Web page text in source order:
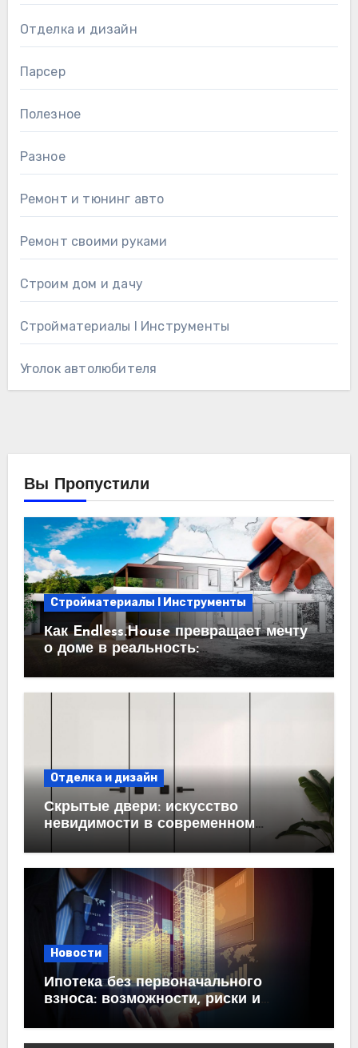
Отделка и дизайн
Парсер
Полезное
Разное
Ремонт и тюнинг авто
Ремонт своими руками
Строим дом и дачу
Стройматериалы l Инструменты
Уголок автолюбителя
Вы Пропустили
Стройматериалы l Инструменты
Как Endless.House превращает мечту
о доме в реальность:
проектирование под ключ
Отделка и дизайн
Скрытые двери: искусство
невидимости в современном
Новости
Ипотека без первоначального
взноса: возможности, риски и
практические рекомендации<